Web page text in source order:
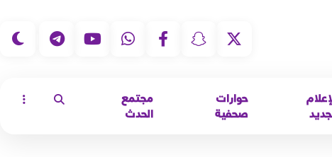
حوارات
صحفية
مجتمع
الحدث